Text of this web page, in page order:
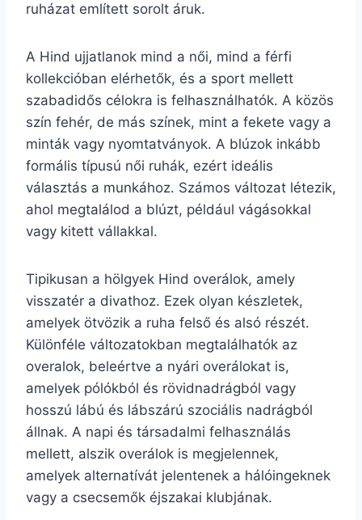
ruházat említett sorolt áruk.
A Hind ujjatlanok mind a női, mind a férfi
kollekcióban elérhetők, és a sport mellett
szabadidős célokra is felhasználhatók. A közös
szín fehér, de más színek, mint a fekete vagy a
minták vagy nyomtatványok. A blúzok inkább
formális típusú női ruhák, ezért ideális
választás a munkához. Számos változat létezik,
ahol megtalálod a blúzt, például vágásokkal
vagy kitett vállakkal.
Tipikusan a hölgyek Hind overálok, amely
visszatér a divathoz. Ezek olyan készletek,
amelyek ötvözik a ruha felső és alsó részét.
Különféle változatokban megtalálhatók az
overalok, beleértve a nyári overálokat is,
amelyek pólókból és rövidnadrágból vagy
hosszú lábú és lábszárú szociális nadrágból
állnak. A napi és társadalmi felhasználás
mellett, alszik overálok is megjelennek,
amelyek alternatívát jelentenek a hálóingeknek
vagy a csecsemők éjszakai klubjának.